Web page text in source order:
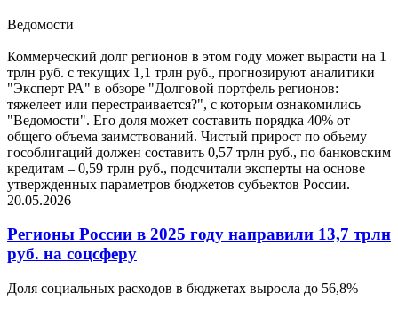
Ведомости
Коммерческий долг регионов в этом году может вырасти на 1
трлн руб. с текущих 1,1 трлн руб., прогнозируют аналитики
"Эксперт РА" в обзоре "Долговой портфель регионов:
тяжелеет или перестраивается?", с которым ознакомились
"Ведомости". Его доля может составить порядка 40% от
общего объема заимствований. Чистый прирост по объему
гособлигаций должен составить 0,57 трлн руб., по банковским
кредитам – 0,59 трлн руб., подсчитали эксперты на основе
утвержденных параметров бюджетов субъектов России.
20.05.2026
Регионы России в 2025 году направили 13,7 трлн
руб. на соцсферу
Доля социальных расходов в бюджетах выросла до 56,8%